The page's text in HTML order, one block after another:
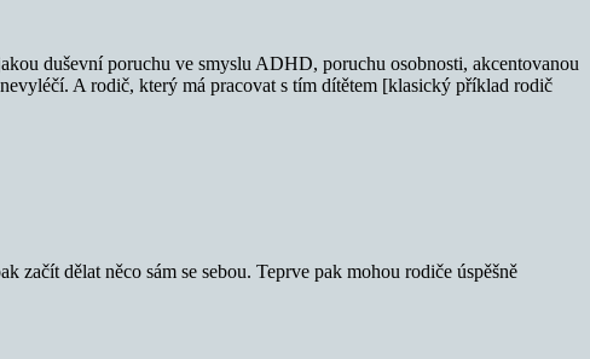
duševní poruchu ve smyslu ADHD, poruchu osobnosti, akcentovanou
A rodič, který má pracovat s tím dítětem [klasický příklad rodič
dělat něco sám se sebou. Teprve pak mohou rodiče úspěšně